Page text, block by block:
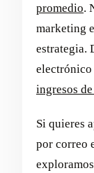
promedio.
marketing
estrategia.
electrónico
ingresos
Si quieres
por correo